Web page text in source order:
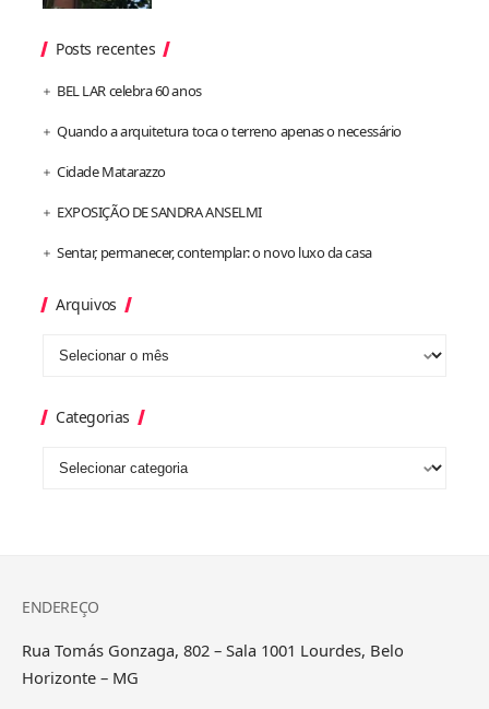
Posts recentes
BEL LAR celebra 60 anos
Quando a arquitetura toca o terreno apenas o necessário
Cidade Matarazzo
EXPOSIÇÃO DE SANDRA ANSELMI
Sentar, permanecer, contemplar: o novo luxo da casa
Arquivos
Categorias
ENDEREÇO
Rua Tomás Gonzaga, 802 – Sala 1001 Lourdes, Belo
Horizonte – MG